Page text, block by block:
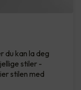
du kan la deg
stiler -
stilen med